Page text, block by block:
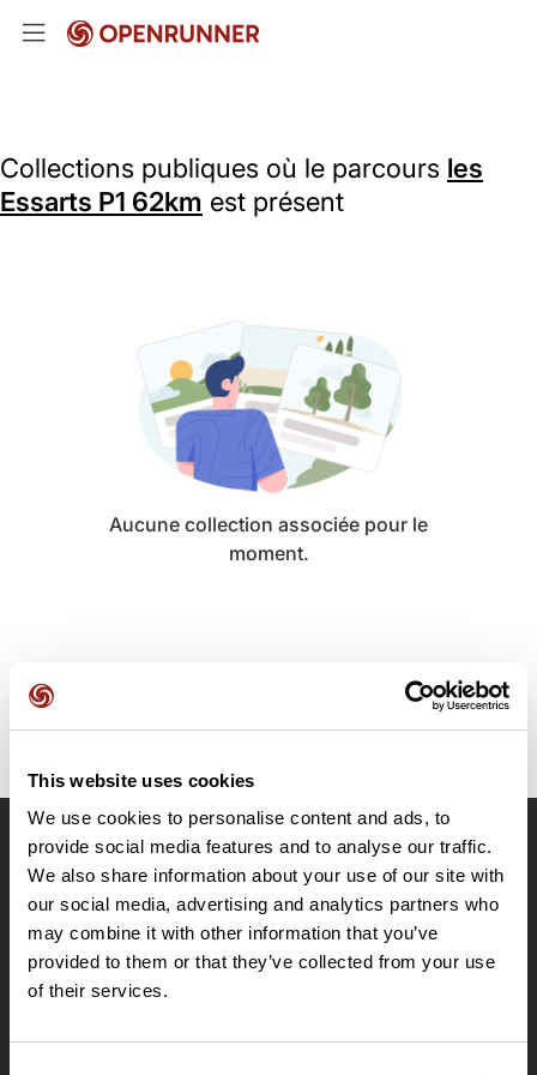
This website uses cookies
We use cookies to personalise content and ads, to
provide social media features and to analyse our traffic.
We also share information about your use of our site with
our social media, advertising and analytics partners who
may combine it with other information that you’ve
provided to them or that they’ve collected from your use
of their services.
Collections publiques où le parcours les
Essarts P1 62km est présent
Aucune collection associée pour le
moment.
OpenRunner
Equipe
Carrières
À propos
Contact